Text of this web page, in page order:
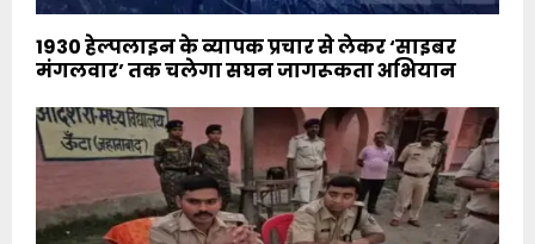
1930 हेल्पलाइन के व्यापक प्रचार से लेकर ‘साइबर
मंगलवार’ तक चलेगा सघन जागरूकता अभियान